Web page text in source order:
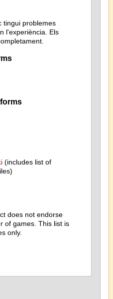
tingui problemes
l'experiència. Els
(includes list of
does not endorse
of games. This list is
only.